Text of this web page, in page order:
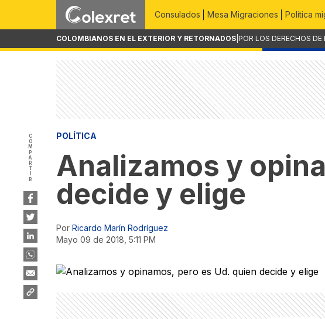
Consulados Mesa Migraciones Política
COLOMBIANOS EN EL EXTERIOR Y RETORNADOS POR LOS DERECHOS
COMPARTIR POLÍTICA
Analizamos y
decide y elige
Por Ricardo Marín Rodríguez
mayo 09 de 2018, 5:11 PM